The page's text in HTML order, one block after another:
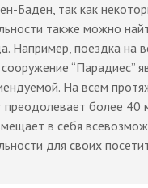
Баден, так как
также можно
Например, поездка на
“Парадиес”
На всем
преодолевает более 40
в себя
для своих